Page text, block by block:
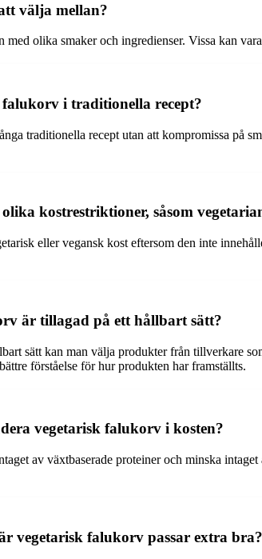
välja mellan?
olika smaker och ingredienser. Vissa kan
i traditionella recept?
traditionella recept utan att kompromissa på
kostrestriktioner, såsom
eller vegansk kost eftersom den inte
är tillagad på ett hållbart sätt?
sätt kan man välja produkter från tillverkare
förståelse för hur produkten har framställts.
vegetarisk falukorv i kosten?
av växtbaserade proteiner och minska
vegetarisk falukorv passar extra bra?